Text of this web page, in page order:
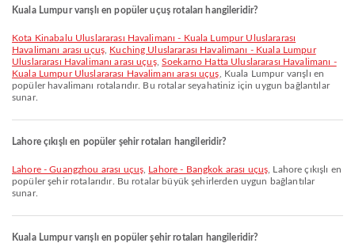
Kuala Lumpur varışlı en popüler uçuş rotaları hangileridir?
Kota Kinabalu Uluslararası Havalimanı - Kuala Lumpur Uluslararası
Havalimanı arası uçuş, Kuching Uluslararası Havalimanı - Kuala Lumpur
Uluslararası Havalimanı arası uçuş,Soekarno Hatta Uluslararası Havalimanı -
Kuala Lumpur Uluslararası Havalimanı arası uçuş , Kuala Lumpur varışlı en
popüler havalimanı rotalarıdır. Bu rotalar seyahatiniz için uygun bağlantılar
sunar.
Lahore çıkışlı en popüler şehir rotaları hangileridir?
Lahore - Guangzhou arası uçuş Lahore - Bangkok arası uçuş , Lahore çıkışlı en
popüler şehir rotalarıdır. Bu rotalar büyük şehirlerden uygun bağlantılar
sunar.
Kuala Lumpur varışlı en popüler şehir rotaları hangileridir?